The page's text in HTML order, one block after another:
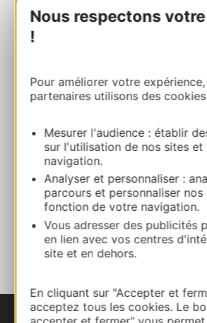
Nous respectons
!
Pour améliorer votre
partenaires utilisons des
Mesurer l'audience : établir
sur l'utilisation de nos sites et
navigation.
Analyser et personnaliser :
parcours et personnaliser nos
fonction de votre navigation.
Vous adresser des publicités
en lien avec vos centres
site et en dehors.
En cliquant sur "Accepter et
acceptez tous les cookies. Le
32310 VALENCE-SUR-
05 62 97 46 46
E-mail
Site internet
AJOUTER
AU CARNET